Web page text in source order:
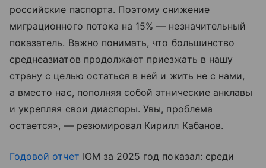
российские паспорта. Поэтому снижение
миграционного потока на 15% — незначительный
показатель. Важно понимать, что большинство
среднеазиатов продолжают приезжать в нашу
страну с целью остаться в ней и жить не с нами,
а вместо нас, пополняя собой этнические анклавы
и укрепляя свои диаспоры. Увы, проблема
остается», — резюмировал Кирилл Кабанов.
Годовой отчет IOM за 2025 год показал: среди